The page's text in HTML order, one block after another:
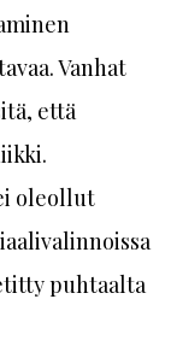
Vanhat
että
oleollut
puhtaalta